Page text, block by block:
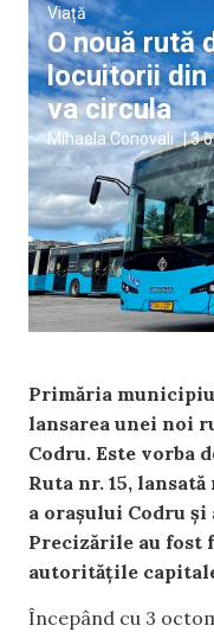
Viață
O nouă rută
locuitorii din
va circula
Mihaela Conovali |3
Primăria
lansarea unei noi
Codru. Este vorba
Ruta nr. 15,
a orașului Codru
Precizările au fost
autoritățile
Începând cu 3